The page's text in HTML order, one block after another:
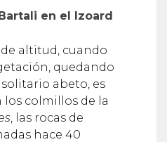
en el Izoard
altitud, cuando
quedando
abeto, es
colmillos de la
, las rocas de
hace 40